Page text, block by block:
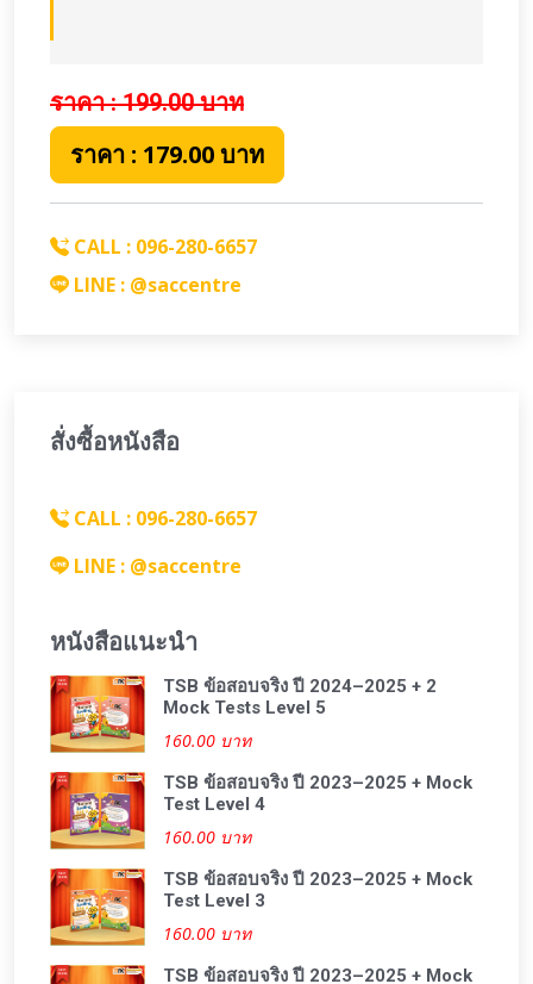
ราคา : 199.00บาท
ราคา : 179.00 บาท
CALL : 096-280-6657
LINE : @saccentre
สั่งซื้อหนังสือ
CALL : 096-280-6657
LINE : @saccentre
หนังสือแนะนำ
TSB ข้อสอบจริง ปี 2024–2025 + 2
Mock Tests Level 5
160.00 บาท
TSB ข้อสอบจริง ปี 2023–2025 + Mock
Test Level 4
160.00 บาท
TSB ข้อสอบจริง ปี 2023–2025 + Mock
Test Level 3
160.00 บาท
TSB ข้อสอบจริง ปี 2023–2025 + Mock